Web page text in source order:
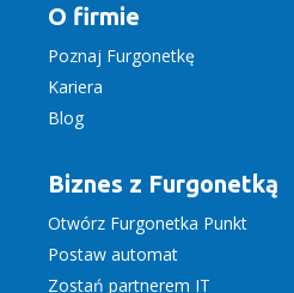
O firmie
Poznaj Furgonetkę
Kariera
Blog
Biznes z Furgonetką
Otwórz Furgonetka Punkt
Postaw automat
Zostań partnerem IT